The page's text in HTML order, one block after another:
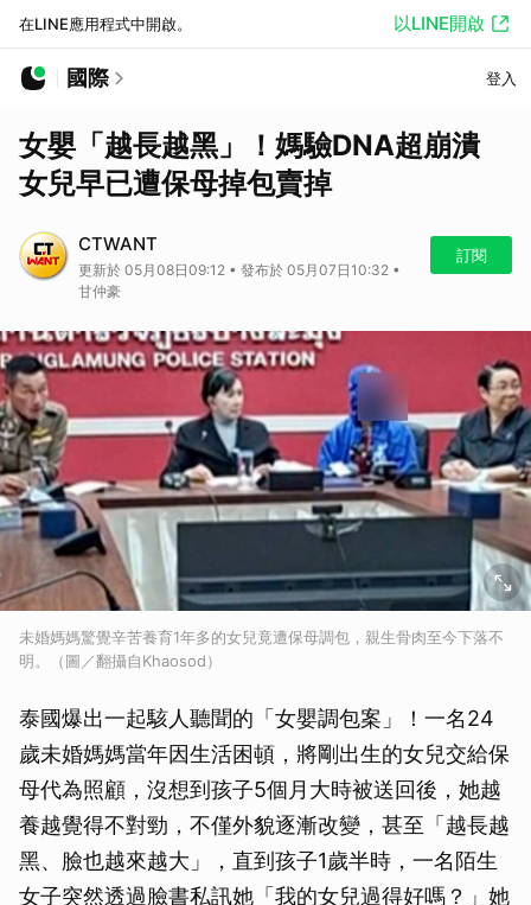
在LINE應用程式中開啟。 以LINE開啟
國際 登入
女嬰「越長越黑」！媽驗DNA超崩潰
女兒早已遭保母掉包賣掉
CTWANT
更新於 05月08日09:12 • 發布於 05月07日10:32 •
甘仲豪
訂閱
未婚媽媽驚覺辛苦養育1年多的女兒竟遭保母調包，親生骨肉至今下落不
明。（圖／翻攝自Khaosod）
泰國爆出一起駭人聽聞的「女嬰調包案」！一名24
歲未婚媽媽當年因生活困頓，將剛出生的女兒交給保
母代為照顧，沒想到孩子5個月大時被送回後，她越
養越覺得不對勁，不僅外貌逐漸改變，甚至「越長越
黑、臉也越來越大」，直到孩子1歲半時，一名陌生
女子突然透過臉書私訊她「我的女兒過得好嗎？」她